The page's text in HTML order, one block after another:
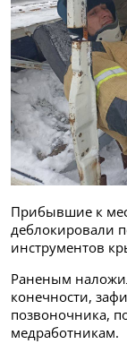
Прибывшие к
деблокировали
инструментов
Раненым
конечности,
позвоночника,
медработникам.